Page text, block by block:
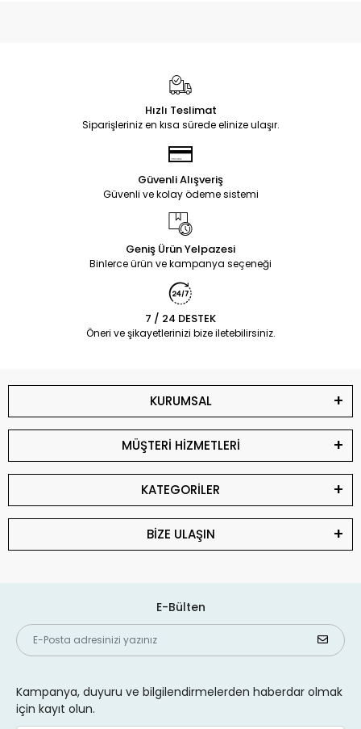
Hızlı Teslimat
Siparişleriniz en kısa sürede elinize ulaşır.
Güvenli Alışveriş
Güvenli ve kolay ödeme sistemi
Geniş Ürün Yelpazesi
Binlerce ürün ve kampanya seçeneği
7 / 24 DESTEK
Öneri ve şikayetlerinizi bize iletebilirsiniz.
KURUMSAL
MÜŞTERİ HİZMETLERİ
KATEGORİLER
BİZE ULAŞIN
E-Bülten
Kampanya, duyuru ve bilgilendirmelerden haberdar olmak
için kayıt olun.